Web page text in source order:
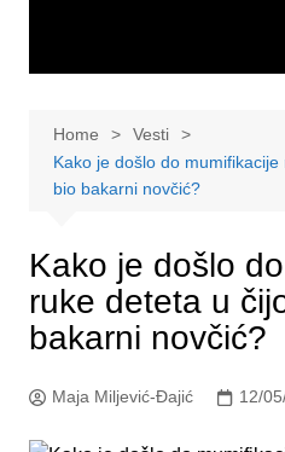
Home
Vesti
Kako je došlo do
bio bakarni novčić?
Kako je došlo
ruke deteta u
bakarni novčić?
Maja Miljević-Đajić 12/